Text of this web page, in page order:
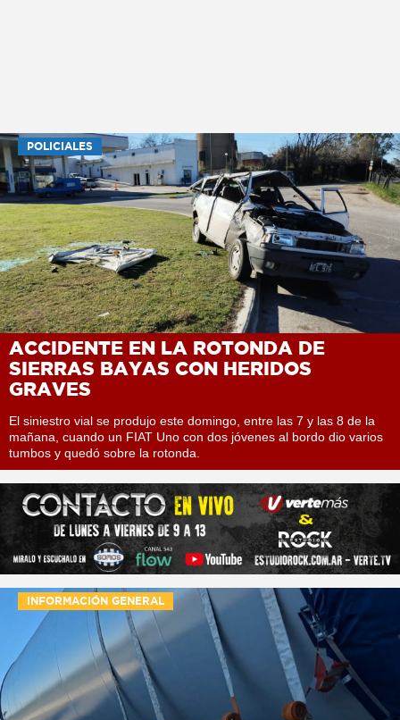
POLICIALES
ACCIDENTE EN LA ROTONDA DE
SIERRAS BAYAS CON HERIDOS
GRAVES
El siniestro vial se produjo este domingo, entre las 7 y las 8 de la
mañana, cuando un FIAT Uno con dos jóvenes al bordo dio varios
tumbos y quedó sobre la rotonda.
INFORMACIÓN GENERAL